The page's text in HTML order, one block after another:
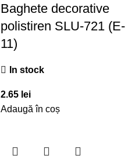
Baghete decorative
polistiren SLU-721 (E-
11)
In stock
2.65 lei
Adaugă în coș